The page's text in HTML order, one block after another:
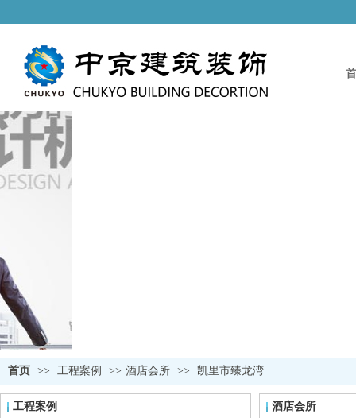
首页 >> 工程案例 >> 酒店会所 >> 凯里市臻龙湾
工程案例 酒店会所